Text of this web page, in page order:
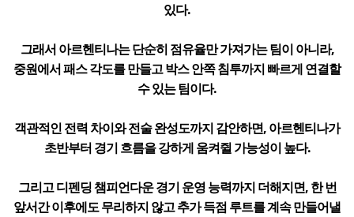
있다.
그래서 아르헨티나는 단순히 점유율만 가져가는 팀이 아니라,
중원에서 패스 각도를 만들고 박스 안쪽 침투까지 빠르게 연결할
수 있는 팀이다.
객관적인 전력 차이와 전술 완성도까지 감안하면, 아르헨티나가
초반부터 경기 흐름을 강하게 움켜쥘 가능성이 높다.
그리고 디펜딩 챔피언다운 경기 운영 능력까지 더해지면, 한 번
앞서간 이후에도 무리하지 않고 추가 득점 루트를 계속 만들어낼